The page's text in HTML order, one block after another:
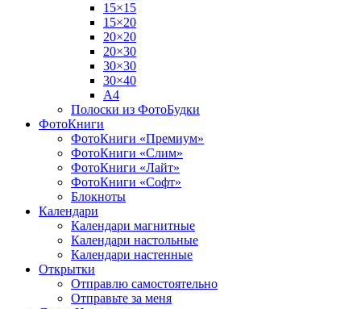
15×15
15×20
20×20
20×30
30×30
30×40
A4
Полоски из ФотоБудки
ФотоКниги
ФотоКниги «Премиум»
ФотоКниги «Слим»
ФотоКниги «Лайт»
ФотоКниги «Софт»
Блокноты
Календари
Календари магнитные
Календари настольные
Календари настенные
Открытки
Отправлю самостоятельно
Отправьте за меня